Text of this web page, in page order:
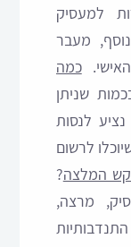
למעסיק
מעבר
כמה
שניתן
לנסות
שיוכלו לרשום
המלצה?
מרצה,